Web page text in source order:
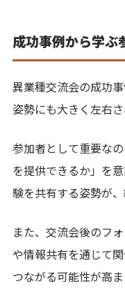
成功事例から学ぶ
異業種交流会の成功
姿勢にも大きく左右さ
参加者として重要な
を提供できるか」を
験を共有する姿勢が
また、交流会後のフ
や情報共有を通じて
つながる可能性が高ま